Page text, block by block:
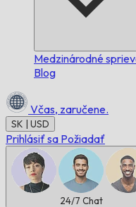
Medzinárodné
Blog
Včas, zaručene.
SK | USD
Prihlásiť sa Požiadať
24/7 Chat